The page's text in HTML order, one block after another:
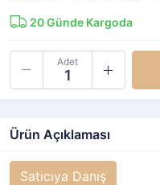
20Günde Kargoda
Adet
Ürün Açıklaması
Satıcıya Danış